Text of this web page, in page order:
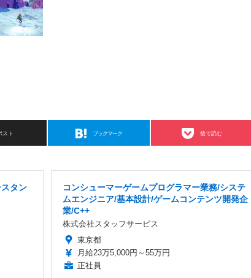
スト ブックマーク 後で読む
タン
コンシューマーゲームプログラマー業務/システ
ムエンジニア/基本設計/ゲームコンテンツ開発企
業/C++
株式会社スタッフサービス
東京都
月給23万5,000円～55万円
正社員